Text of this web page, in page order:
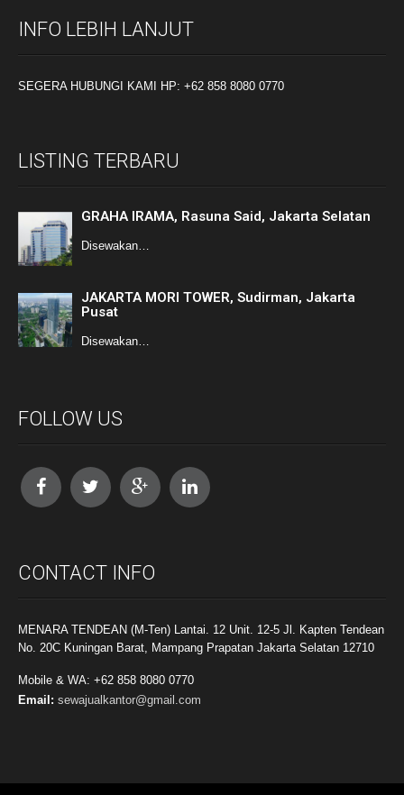
INFO LEBIH LANJUT
SEGERA HUBUNGI KAMI HP: +62 858 8080 0770
LISTING TERBARU
GRAHA IRAMA, Rasuna Said, Jakarta Selatan
Disewakan…
JAKARTA MORI TOWER, Sudirman, Jakarta
Pusat
Disewakan…
FOLLOW US
CONTACT INFO
MENARA TENDEAN (M-Ten) Lantai. 12 Unit. 12-5 Jl. Kapten Tendean
No. 20C Kuningan Barat, Mampang Prapatan Jakarta Selatan 12710
Mobile & WA: +62 858 8080 0770
Email: sewajualkantor@gmail.com